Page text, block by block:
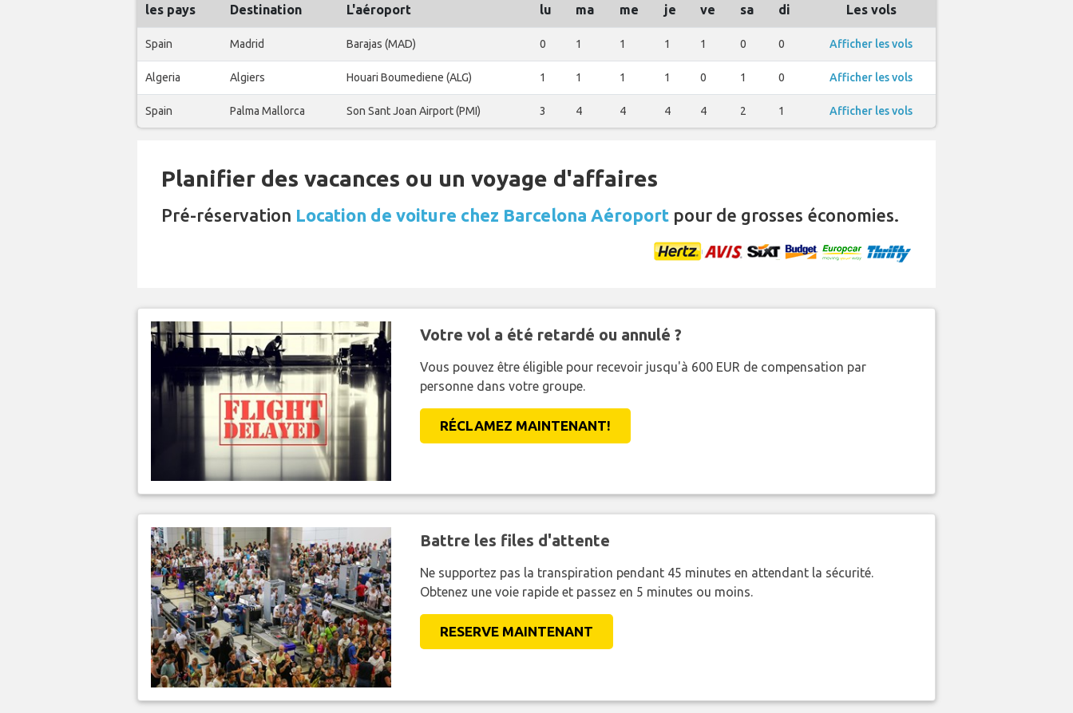
les pays Destination L'aéroport lu ma me je ve sa di Les vols
Spain Madrid Barajas (MAD) 0 1 1 1 1 0 0 Afficher les vols
Algeria Algiers Houari Boumediene (ALG) 1 1 1 1 0 1 0 Afficher les vols
Spain Palma Mallorca Son Sant Joan Airport (PMI) 3 4 4 4 4 2 1 Afficher les vols
Planifier des vacances ou un voyage d'affaires
Pré-réservation Location de voiture chez Barcelona Aéroport pour de grosses économies.
Votre vol a été retardé ou annulé ?
Vous pouvez être éligible pour recevoir jusqu'à 600 EUR de compensation par
personne dans votre groupe.
RÉCLAMEZ MAINTENANT!
Battre les files d'attente
Ne supportez pas la transpiration pendant 45 minutes en attendant la sécurité.
Obtenez une voie rapide et passez en 5 minutes ou moins.
RESERVE MAINTENANT